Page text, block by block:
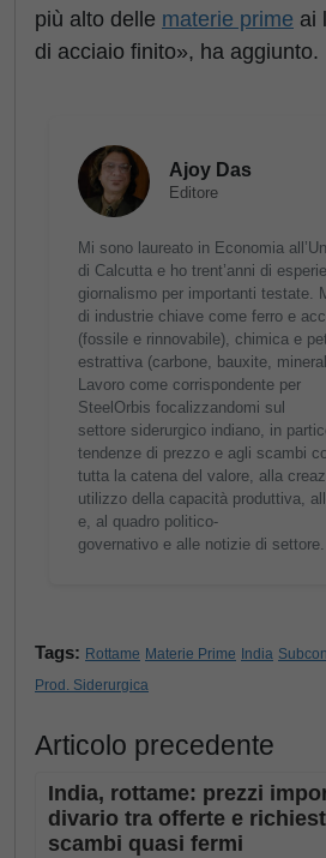
più alto delle materie prime ai
di acciaio finito», ha aggiunto.
Ajoy Das
Editore
Mi sono laureato in Economia
di Calcutta e ho trent’anni di
giornalismo per importanti testate.
di industrie chiave come ferro e
(fossile e rinnovabile), chimica e
estrattiva (carbone, bauxite,
Lavoro come corrispondente per
SteelOrbis focalizzandomi sul
settore siderurgico indiano, in
tendenze di prezzo e agli scambi
tutta la catena del valore, alla
utilizzo della capacità produttiva,
e, al quadro politico-
governativo e alle notizie di settore.
Tags: Rottame Materie Prime India
Prod. Siderurgica
Articolo precedente
India, rottame: prezzi
divario tra offerte e
scambi quasi fermi